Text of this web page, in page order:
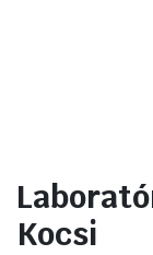
Kocsi